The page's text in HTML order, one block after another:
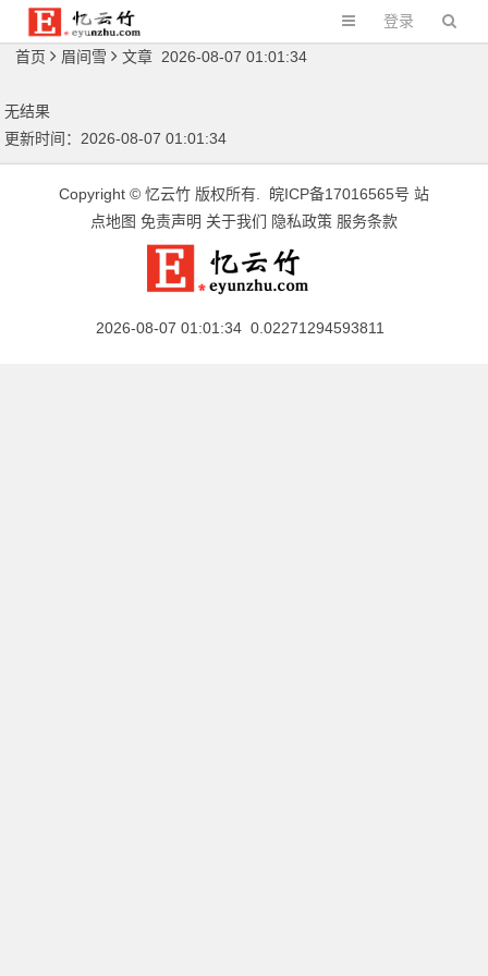
登录
首页 眉间雪 文章 2026-08-07 01:01:34
无结果
更新时间：2026-08-07 01:01:34
Copyright © 忆云竹 版权所有. 皖ICP备17016565号 站
点地图 免责声明 关于我们 隐私政策 服务条款
2026-08-07 01:01:34 0.02271294593811